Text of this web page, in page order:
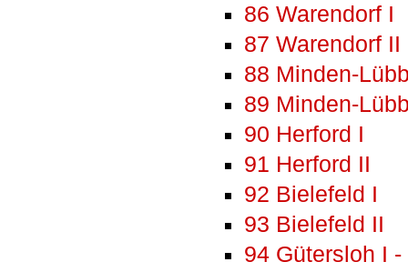
86 Warendorf I
87 Warendorf II
88 Minden-
89 Minden-
90 Herford I
91 Herford II
92 Bielefeld I
93 Bielefeld II
94 Gütersloh I